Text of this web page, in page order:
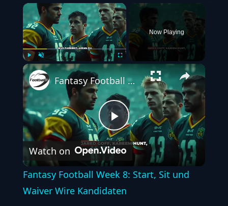
×
Play Unmute Fullscreen
Now Playing
Play
Video
Fantasy Football Week 8: Start, Sit und Waiver Wire Kandidaten
Watch on
Fantasy Football Week 8: Start, Sit und
Waiver Wire Kandidaten